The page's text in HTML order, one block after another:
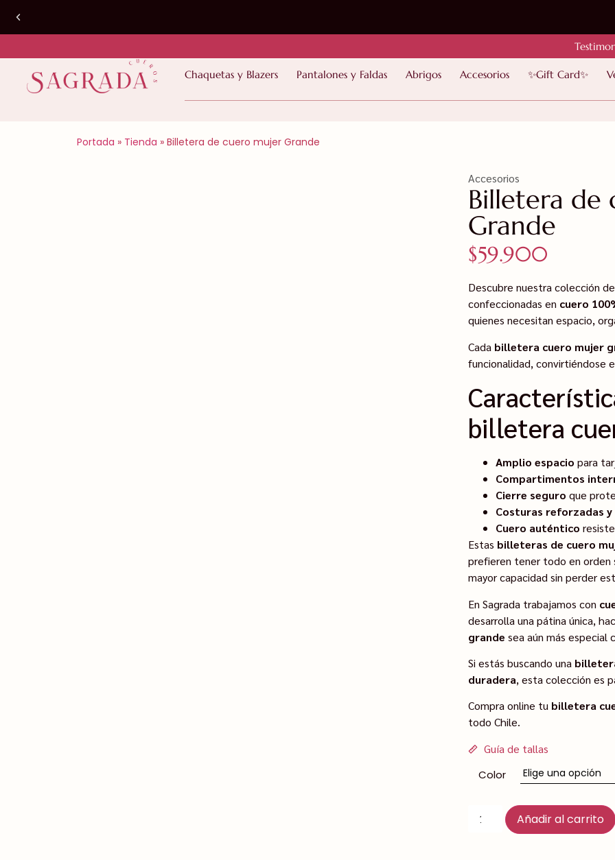
PRODUCTOS EN STOCK | Despacho a todo
Chile 2 a 4 días hábiles*
Chaquetas y Blazers Pantalones y Faldas Abrigos Accesorios ✨Gift Card✨
Portada » Tienda » Billetera de cuero mujer Grande
Accesorios
Billetera de
Grande
$59.900
Descubre nuestra colección
confeccionadas en cuero
quienes necesitan espacio,
Cada billetera cuero mujer
funcionalidad, convirtiéndose
billetera
Amplio espacio para
Compartimentos
Cierre seguro que
Costuras reforzadas
Cuero auténtico
Estas billeteras de cuero
prefieren tener todo en orden
mayor capacidad sin perder
En Sagrada trabajamos con
desarrolla una pátina única,
grande sea aún más especial
Si estás buscando una
duradera, esta colección es
Compra online tu billetera
todo Chile.
Guía de tallas
Color
Añadir al carrito